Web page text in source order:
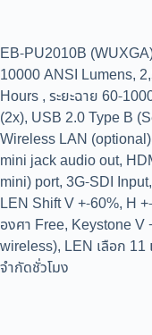
EB-PU2010B
10000 ANSI Lumens,
Hours , ระยะฉาย 60-
(2x), USB 2.0 Type B
Wireless LAN
mini jack audio out,
mini) port, 3G-SDI
LEN Shift V +-60%, H
องศา Free, Keystone V
wireless), LEN เลือก 11
จำกัดชั่วโมง